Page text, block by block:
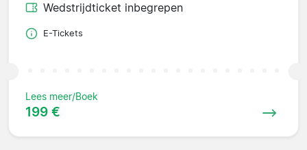
Wedstrijdticket inbegrepen
E-Tickets
Lees meer/Boek
199 €